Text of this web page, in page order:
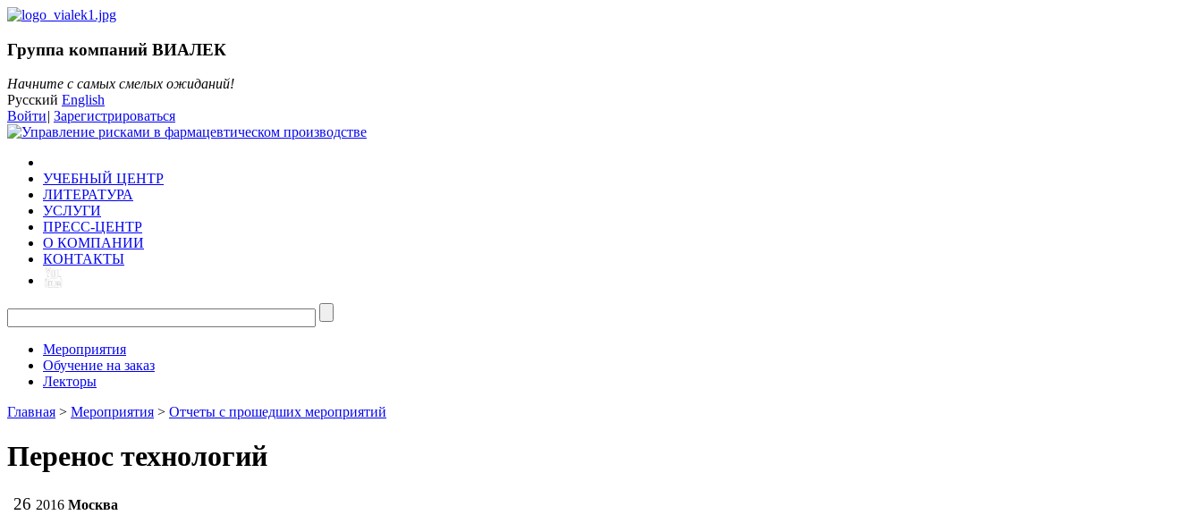
Группа компаний ВИАЛЕК
Начните с самых смелых ожиданий!
Русский English
Войти| Зарегистрироваться
УЧЕБНЫЙ ЦЕНТР
ЛИТЕРАТУРА
УСЛУГИ
ПРЕСС-ЦЕНТР
О КОМПАНИИ
КОНТАКТЫ
Мероприятия
Обучение на заказ
Лекторы
Главная > Мероприятия > Отчеты с прошедших мероприятий
Перенос технологий
26 2016 Москва